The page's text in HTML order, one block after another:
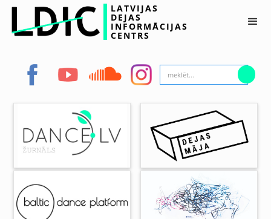
LATVIJAS
DEJAS
INFORMĀCIJAS
CENTRS